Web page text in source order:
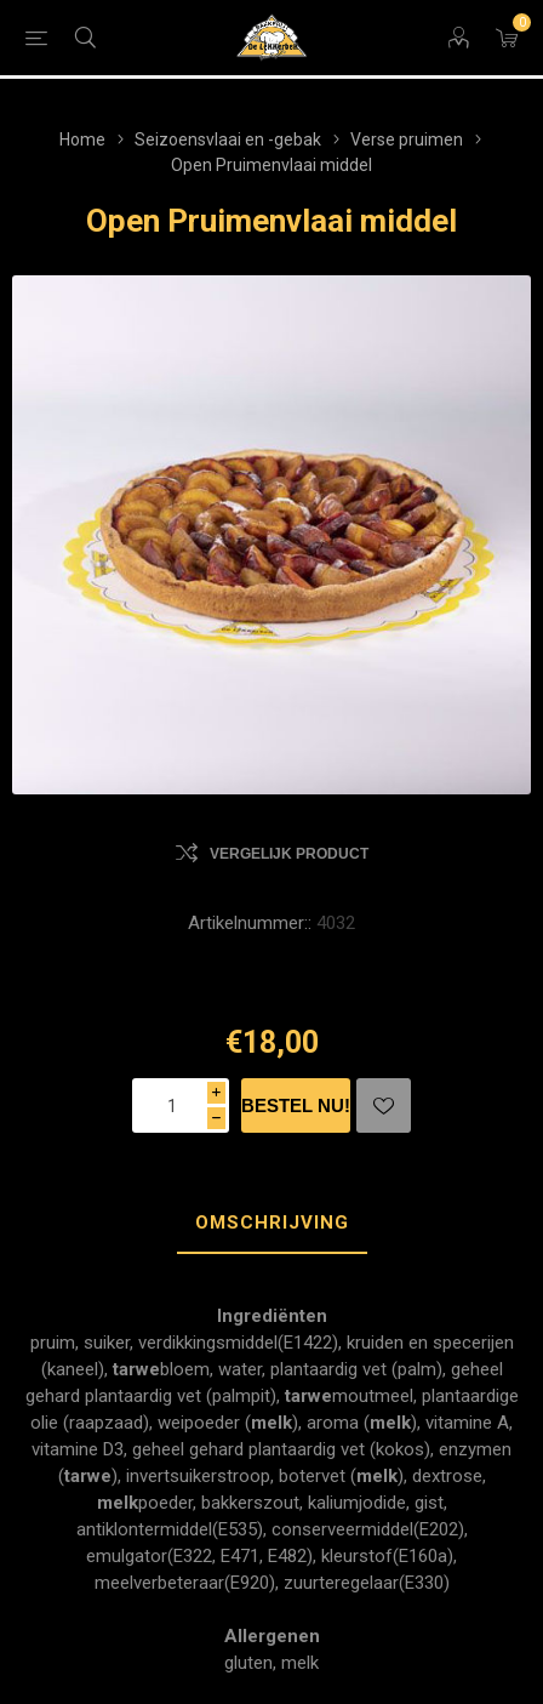
0
Home Seizoensvlaai en -gebak
Verse pruimen
Open Pruimenvlaai middel
Open Pruimenvlaai middel
VERGELIJK PRODUCT
Artikelnummer:: 4032
€18,00
i
h
OMSCHRIJVING
Ingrediënten
pruim, suiker, verdikkingsmiddel(E1422), kruiden en specerijen
(kaneel), tarwebloem, water, plantaardig vet (palm), geheel
gehard plantaardig vet (palmpit), tarwemoutmeel, plantaardige
olie (raapzaad), weipoeder (melk), aroma (melk), vitamine A,
vitamine D3, geheel gehard plantaardig vet (kokos), enzymen
(tarwe), invertsuikerstroop, botervet (melk), dextrose,
melkpoeder, bakkerszout, kaliumjodide, gist,
antiklontermiddel(E535), conserveermiddel(E202),
emulgator(E322, E471, E482), kleurstof(E160a),
meelverbeteraar(E920), zuurteregelaar(E330)
Allergenen
gluten, melk